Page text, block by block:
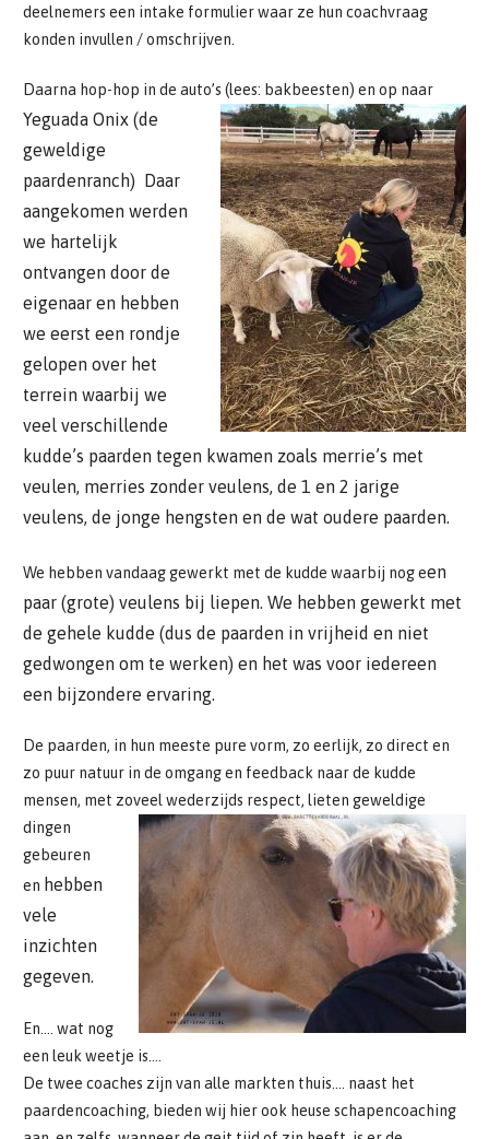
deelnemers een intake formulier waar ze hun coachvraag
konden invullen / omschrijven.
Daarna hop-hop in de auto’s (lees: bakbeesten) en op naar
Yeguada Onix (de
geweldige
paardenranch) Daar
aangekomen werden
we hartelijk
ontvangen door de
eigenaar en hebben
we eerst een rondje
gelopen over het
terrein waarbij we
veel verschillende
kudde’s paarden tegen kwamen zoals merrie’s met
veulen, merries zonder veulens, de 1 en 2 jarige
veulens, de jonge hengsten en de wat oudere paarden.
We hebben vandaag gewerkt met de kudde waarbij nog een
paar (grote) veulens bij liepen. We hebben gewerkt met
de gehele kudde (dus de paarden in vrijheid en niet
gedwongen om te werken) en het was voor iedereen
een bijzondere ervaring.
De paarden, in hun meeste pure vorm, zo eerlijk, zo direct en
zo puur natuur in de omgang en feedback naar de kudde
mensen, met zoveel wederzijds respect, lieten geweldige
dingen
gebeuren
en hebben
vele
inzichten
gegeven.
En…. wat nog
een leuk weetje is….
De twee coaches zijn van alle markten thuis…. naast het
paardencoaching, bieden wij hier ook heuse schapencoaching